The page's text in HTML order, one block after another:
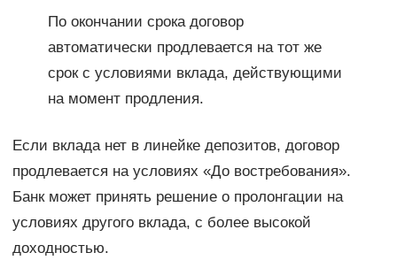
По окончании срока договор
автоматически продлевается на тот же
срок с условиями вклада, действующими
на момент продления.
Если вклада нет в линейке депозитов, договор
продлевается на условиях «До востребования».
Банк может принять решение о пролонгации на
условиях другого вклада, с более высокой
доходностью.